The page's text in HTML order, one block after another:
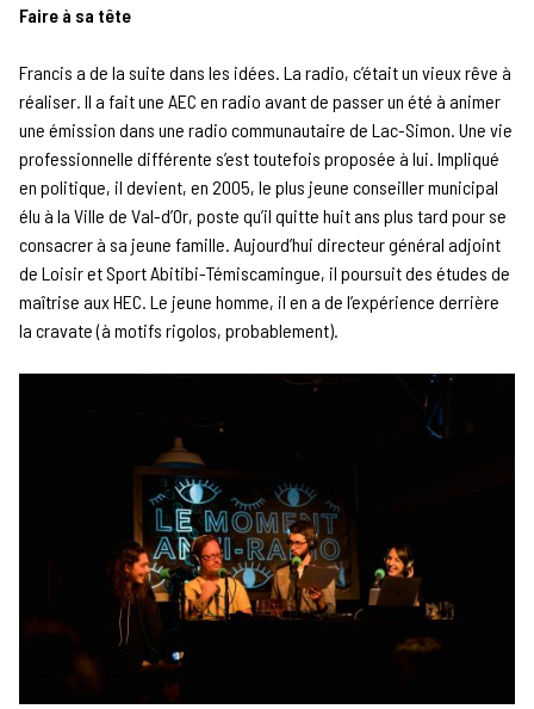
Faire à sa tête
Francis a de la suite dans les idées. La radio, c’était un vieux rêve à
réaliser. Il a fait une AEC en radio avant de passer un été à animer
une émission dans une radio communautaire de Lac-Simon. Une vie
professionnelle différente s’est toutefois proposée à lui. Impliqué
en politique, il devient, en 2005, le plus jeune conseiller municipal
élu à la Ville de Val-d’Or, poste qu’il quitte huit ans plus tard pour se
consacrer à sa jeune famille. Aujourd’hui directeur général adjoint
de Loisir et Sport Abitibi-Témiscamingue, il poursuit des études de
maîtrise aux HEC. Le jeune homme, il en a de l’expérience derrière
la cravate (à motifs rigolos, probablement).